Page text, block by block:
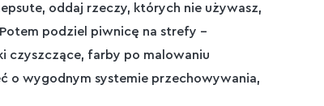
oddaj rzeczy, których nie używasz,
podziel piwnicę na strefy –
czyszczące, farby po malowaniu
o wygodnym systemie przechowywania,